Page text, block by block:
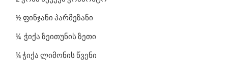
½ ფინჯანი პარმეზანი
¼ ჭიქა ზეითუნის ზეთი
¼ ჭიქა ლიმონის წვენი